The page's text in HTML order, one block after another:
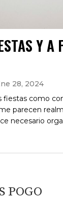
Y A
28, 2024
fiestas como
parecen
necesario
POGO